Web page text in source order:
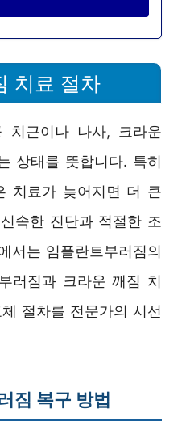
치료 절차
치근이나 나사, 크라운
상태를 뜻합니다. 특히
치료가 늦어지면 더 큰
속한 진단과 적절한 조
서는 임플란트부러짐의
러짐과 크라운 깨짐 치
절차를 전문가의 시선
짐 복구 방법